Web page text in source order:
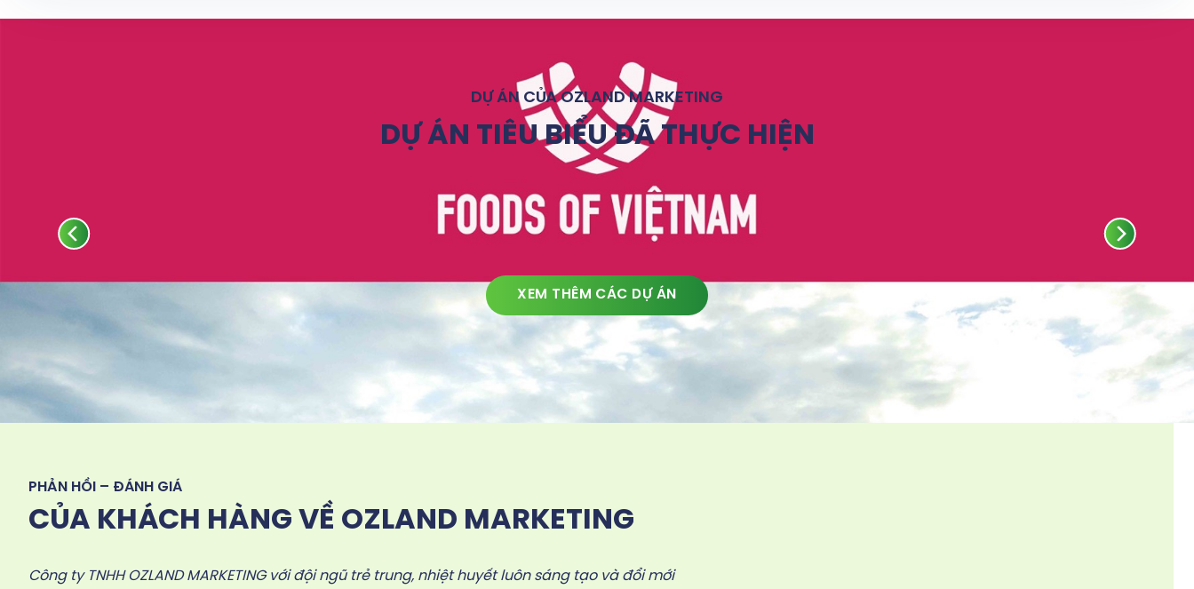
DỰ ÁN CỦA OZLAND MARKETING
DỰ ÁN TIÊU BIỂU ĐÃ THỰC HIỆN
XEM THÊM CÁC DỰ ÁN
PHẢN HỒI – ĐÁNH GIÁ
CỦA KHÁCH HÀNG VỀ OZLAND MARKETING
Công ty TNHH OZLAND MARKETING với đội ngũ trẻ trung, nhiệt huyết luôn sáng tạo và đổi mới